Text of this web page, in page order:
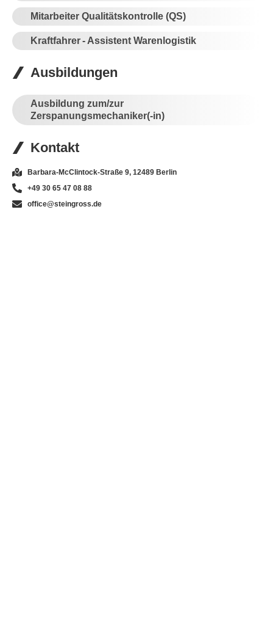
Mitarbeiter Qualitätskontrolle (QS)
Kraftfahrer - Assistent Warenlogistik
Ausbildungen
Ausbildung zum/zur
Zerspanungsmechaniker(-in)
Kontakt
Barbara-McClintock-Straße 9, 12489 Berlin
+49 30 65 47 08 88
office@steingross.de